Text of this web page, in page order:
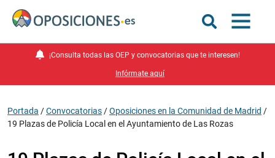
¡Consulta todas las OEP y convocatorias que te interesen!
Infórmate aquí
Portada /Convocatorias /Oposiciones en la Comunidad de Madrid /
19 Plazas de Policía Local en el Ayuntamiento de Las Rozas